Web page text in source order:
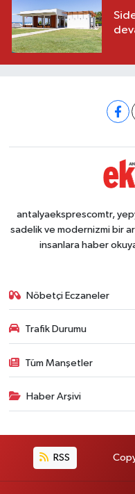
antalyaeksprescomtr,
sadelik ve modernizmi bir
insanlara haber
Nöbetçi Eczaneler
Trafik Durumu
Tüm Manşetler
Haber Arşivi
RSS